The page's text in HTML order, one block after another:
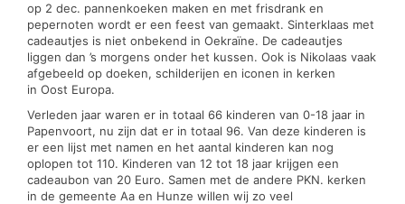
op 2 dec. pannenkoeken maken en met frisdrank en
pepernoten wordt er een feest van gemaakt. Sinterklaas met
cadeautjes is niet onbekend in Oekraïne. De cadeautjes
liggen dan ’s morgens onder het kussen. Ook is Nikolaas vaak
afgebeeld op doeken, schilderijen en iconen in kerken
in Oost Europa.
Verleden jaar waren er in totaal 66 kinderen van 0-18 jaar in
Papenvoort, nu zijn dat er in totaal 96. Van deze kinderen is
er een lijst met namen en het aantal kinderen kan nog
oplopen tot 110. Kinderen van 12 tot 18 jaar krijgen een
cadeaubon van 20 Euro. Samen met de andere PKN. kerken
in de gemeente Aa en Hunze willen wij zo veel